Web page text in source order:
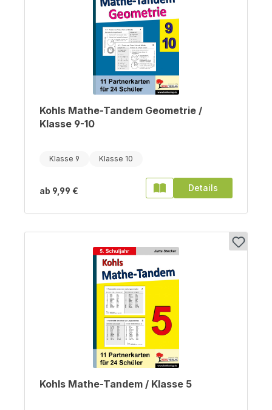
Kohls Mathe-Tandem Geometrie /
Klasse 9-10
Klasse 9 Klasse 10
ab 9,99 € Details
Kohls Mathe-Tandem / Klasse 5